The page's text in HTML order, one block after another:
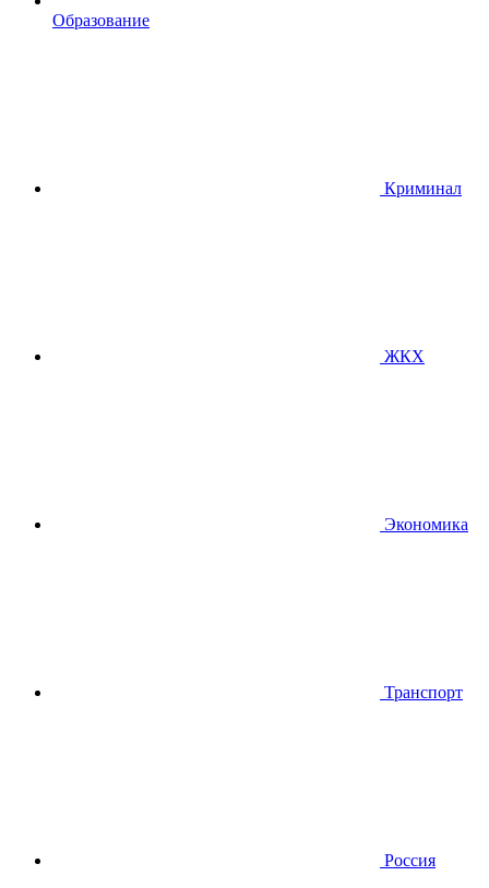
Образование
Криминал
ЖКХ
Экономика
Транспорт
Россия